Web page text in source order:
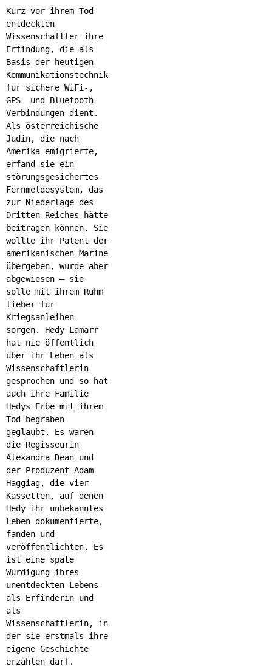
Kurz vor ihrem Tod
entdeckten
Wissenschaftler ihre
Erfindung, die als
Basis der heutigen
Kommunikationstechnik
für sichere WiFi-,
GPS- und Bluetooth-
Verbindungen dient.
Als österreichische
Jüdin, die nach
Amerika emigrierte,
erfand sie ein
störungsgesichertes
Fernmeldesystem, das
zur Niederlage des
Dritten Reiches hätte
beitragen können. Sie
wollte ihr Patent der
amerikanischen Marine
übergeben, wurde aber
abgewiesen – sie
solle mit ihrem Ruhm
lieber für
Kriegsanleihen
sorgen. Hedy Lamarr
hat nie öffentlich
über ihr Leben als
Wissenschaftlerin
gesprochen und so hat
auch ihre Familie
Hedys Erbe mit ihrem
Tod begraben
geglaubt. Es waren
die Regisseurin
Alexandra Dean und
der Produzent Adam
Haggiag, die vier
Kassetten, auf denen
Hedy ihr unbekanntes
Leben dokumentierte,
fanden und
veröffentlichten. Es
ist eine späte
Würdigung ihres
unentdeckten Lebens
als Erfinderin und
als
Wissenschaftlerin, in
der sie erstmals ihre
eigene Geschichte
erzählen darf.